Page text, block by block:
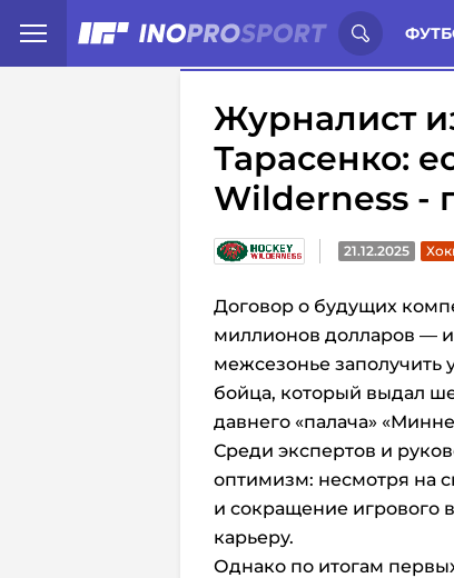
Иностранцы о спорте
Журналист
Тарасенко:
Wilderness -
21.12.2025
Договор о будущих
миллионов долларов —
межсезонье заполучить
бойца, который выдал
давнего «палача»
Среди экспертов и
оптимизм: несмотря на
и сокращение игрового
карьеру.
Однако по итогам